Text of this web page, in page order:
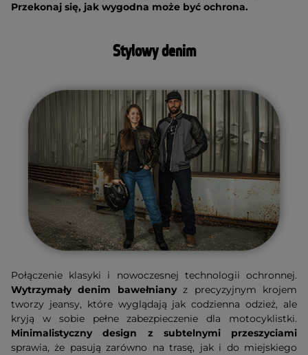
Przekonaj się, jak wygodna może być ochrona.
Stylowy denim
Połączenie klasyki i nowoczesnej technologii ochronnej.
Wytrzymały denim bawełnianyz precyzyjnym krojem
tworzy jeansy, które wyglądają jak codzienna odzież, ale
kryją w sobie pełne zabezpieczenie dla motocyklistki.
Minimalistyczny design z subtelnymi przeszyciami
sprawia, że pasują zarówno na trasę, jak i do miejskiego